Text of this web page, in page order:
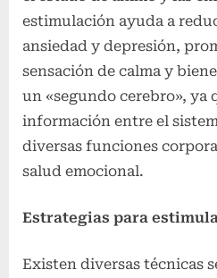
estimulación ayuda a
ansiedad y depresión,
sensación de calma y
un «segundo cerebro», ya
información entre el
diversas funciones
salud emocional.
Estrategias para
Existen diversas técnicas